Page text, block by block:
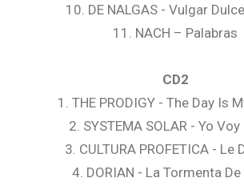
10. DE NALGAS - Vulgar
11. NACH – Palabras
CD2
1. THE PRODIGY - The Day Is
2. SYSTEMA SOLAR - Yo
3. CULTURA PROFETICA - Le
4. DORIAN - La Tormenta De